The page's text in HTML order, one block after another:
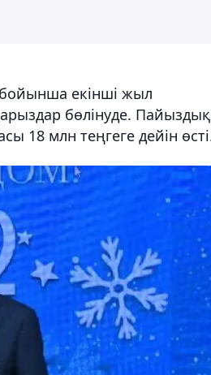
екінші жыл
бөлінуде. Пайыздық
18 млн теңгеге дейін